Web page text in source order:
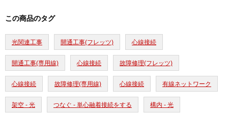
この商品のタグ
光関連工事 開通工事(フレッツ) 心線接続
開通工事(専用線) 心線接続 故障修理(フレッツ)
心線接続 故障修理(専用線) 心線接続 有線ネットワーク
架空 - 光 つなぐ - 単心融着接続をする 構内 - 光